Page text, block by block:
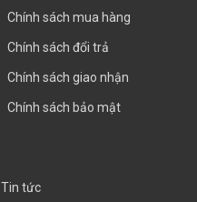
Chính sách mua hàng
Chính sách đổi trả
Chính sách giao nhận
Chính sách bảo mật
Tin tức